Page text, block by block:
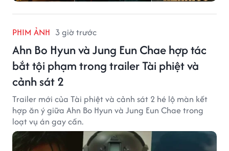
PHIM ẢNH 3 giờ trước
Ahn Bo Hyun và Jung Eun Chae hợp tác
bắt tội phạm trong trailer Tài phiệt và
cảnh sát 2
Trailer mới của Tài phiệt và cảnh sát 2 hé lộ màn kết
hợp ăn ý giữa Ahn Bo Hyun và Jung Eun Chae trong
loạt vụ án gay cấn.